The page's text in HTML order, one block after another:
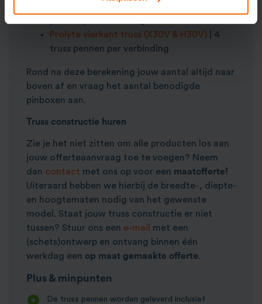
Prolyte vierkant truss (X30V & H30V) | 4
truss pennen per verbinding
Rond na deze berekening jouw aantal altijd naar
boven af en vraag het aantal benodigde
pinboxen aan.
Truss constructie huren
Zie je het niet zitten om alle producten los aan
jouw offerteaanvraag toe te voegen? Neem
dan contact met ons op voor een maatofferte!
Uiteraard hebben we hierbij de breedte-, diepte-
en hoogtematen nodig van het gewenste
model. Staat jouw truss constructie er niet
tussen? Stuur ons een e-mail
met een
(schets)ontwerp en ontvang binnen één
werkdag een op maat gemaakte offerte.
Plus & minpunten
De truss pennen worden geleverd inclusief